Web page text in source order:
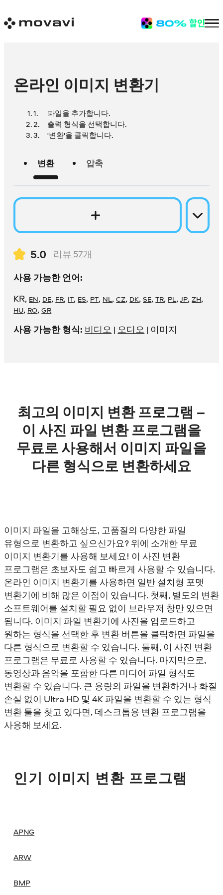
온라인 이미지 변환기
파일을 추가합니다.
출력 형식을 선택합니다.
'변환'을 클릭합니다.
변환 압축
5.0 리뷰 57개
사용 가능한 언어:
KR, EN, DE, FR, IT, ES, PT, NL,CZ, DK,SE,TR, PL,JP,ZH,
HU, RO,GR
사용 가능한 형식: 비디오 | 오디오 | 이미지
최고의 이미지 변환 프로그램 –
이 사진 파일 변환 프로그램을
무료로 사용해서 이미지 파일을
다른 형식으로 변환하세요
이미지 파일을 고해상도, 고품질의 다양한 파일
유형으로 변환하고 싶으신가요? 위에 소개한 무료
이미지 변환기를 사용해 보세요! 이 사진 변환
프로그램은 초보자도 쉽고 빠르게 사용할 수 있습니다.
온라인 이미지 변환기를 사용하면 일반 설치형 포맷
변환기에 비해 많은 이점이 있습니다. 첫째, 별도의 변환
소프트웨어를 설치할 필요 없이 브라우저 창만 있으면
됩니다. 이미지 파일 변환기에 사진을 업로드하고
원하는 형식을 선택한 후 변환 버튼을 클릭하면 파일을
다른 형식으로 변환할 수 있습니다. 둘째, 이 사진 변환
프로그램은 무료로 사용할 수 있습니다. 마지막으로,
동영상과 음악을 포함한 다른 미디어 파일 형식도
변환할 수 있습니다. 큰 용량의 파일을 변환하거나 화질
손실 없이 Ultra HD 및 4K 파일을 변환할 수 있는 형식
변환 툴을 찾고 있다면, 데스크톱용 변환 프로그램을
사용해 보세요.
인기 이미지 변환 프로그램
APNG
ARW
BMP